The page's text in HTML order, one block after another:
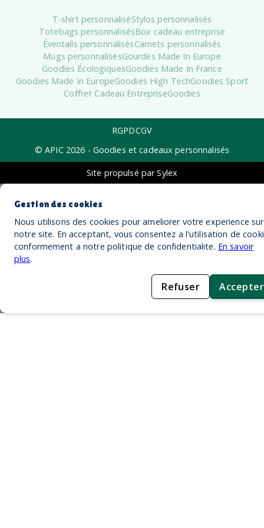
T-shirt personnaliséStylos personnalisés
Totebags personnalisésBox cadeau entreprise
Éventails personnalisésCarnets personnalisés
Mugs personnalisésGourdes Made In Europe
Goodies ÉcologiquesGoodies Made In France
Goodies Made In EuropeGoodies High TechGoodies Sport
Coffret Cadeau EntrepriseGoodies
RGPDCGV
© APIC 2026 - Goodies et cadeaux personnalisés
Site propulsé par Sylex
Gestion des cookies
Nous utilisons des cookies pour ameliorer votre experience sur
notre site. En acceptant, vous consentez a l'utilisation de
conformement a notre politique de confidentialite. En savoir
plus.
Refuser Accepter